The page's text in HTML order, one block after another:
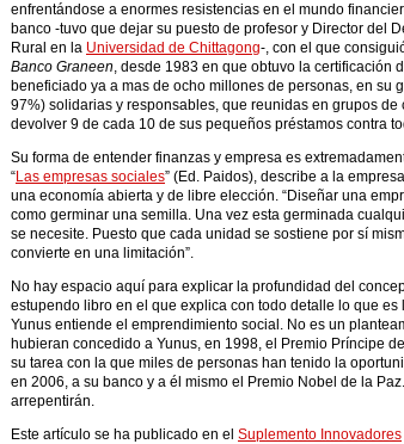
enfrentándose a enormes resistencias en el mundo
banco -tuvo que dejar su puesto de profesor y Director del
Rural en la Universidad de Chittagong-, con el que
Banco Graneen, desde 1983 en que obtuvo la certificación
beneficiado ya a mas de ocho millones de personas, en su
97%) solidarias y responsables, que reunidas en grupos
devolver 9 de cada 10 de sus pequeños préstamos contra
Su forma de entender finanzas y empresa es
“Las empresas sociales” (Ed. Paidos), describe a la
una economía abierta y de libre elección. “Diseñar una
como germinar una semilla. Una vez esta germinada
se necesite. Puesto que cada unidad se sostiene por sí
convierte en una limitación”.
No hay espacio aquí para explicar la profundidad del
estupendo libro en el que explica con todo detalle lo que es
Yunus entiende el emprendimiento social. No es un
hubieran concedido a Yunus, en 1998, el Premio Príncipe
su tarea con la que miles de personas han tenido la
en 2006, a su banco y a él mismo el Premio Nobel de la
arrepentirán.
Este artículo se ha publicado en el Suplemento Innovadores